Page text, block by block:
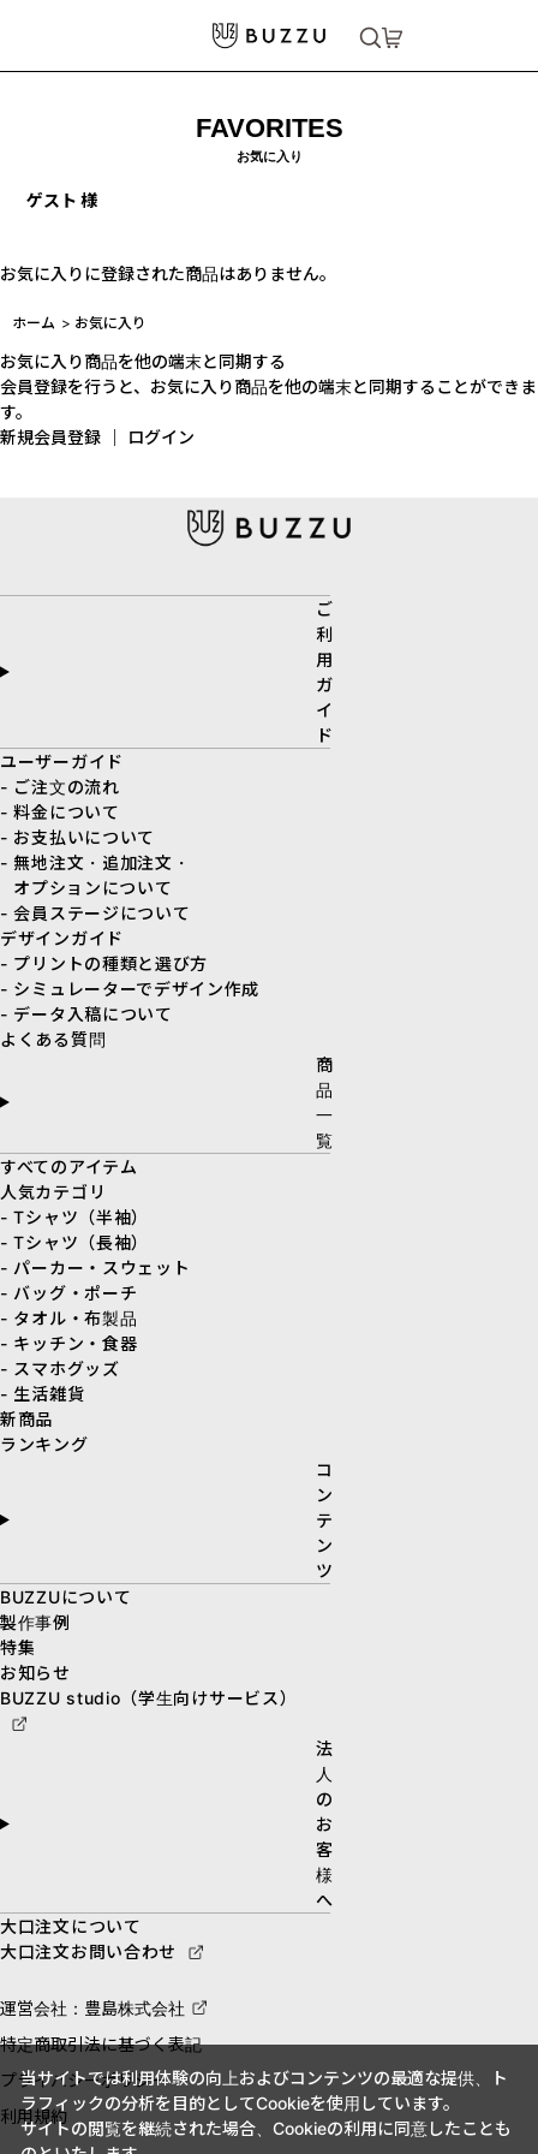
FAVORITES
お気に入り
ゲスト 様
お気に入りに登録された商品はありません。
ホーム > お気に入り
お気に入り商品を他の端末と同期する
会員登録を行うと、お気に入り商品を他の端末と同期することができま
す。
新規会員登録
ログイン
ご
利
用
ガ
イ
ド
ユーザーガイド
- ご注文の流れ
- 料金について
- お支払いについて
- 無地注文・追加注文・
オプションについて
- 会員ステージについて
デザインガイド
- プリントの種類と選び方
- シミュレーターでデザイン作成
- データ入稿について
よくある質問
商
品
一
覧
すべてのアイテム
人気カテゴリ
- Tシャツ（半袖）
- Tシャツ（長袖）
- パーカー・スウェット
- バッグ・ポーチ
- タオル・布製品
- キッチン・食器
- スマホグッズ
- 生活雑貨
新商品
ランキング
コ
ン
テ
ン
ツ
BUZZUについて
製作事例
特集
お知らせ
BUZZU studio（学生向けサービス）
法
人
の
お
客
様
へ
大口注文について
大口注文お問い合わせ
運営会社：豊島株式会社
特定商取引法に基づく表記
プライバシーポリシー
利用規約
当サイトでは利用体験の向上およびコンテンツの最適な提供、ト
ラフィックの分析を目的としてCookieを使用しています。
サイトの閲覧を継続された場合、Cookieの利用に同意したことも